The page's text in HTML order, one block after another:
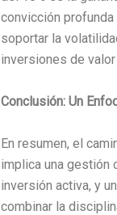
convicción
soportar la
inversiones de
Conclusión: Un
En resumen, el
implica una gestión
inversión activa, y
combinar la